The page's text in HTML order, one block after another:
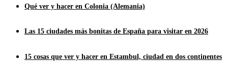
Qué ver y hacer en Colonia (Alemania)
Las 15 ciudades más bonitas de España para visitar en 2026
15 cosas que ver y hacer en Estambul, ciudad en dos continentes